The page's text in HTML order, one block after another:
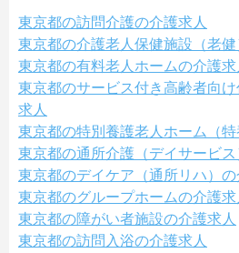
東京都の訪問介護の介護求人
東京都の介護老人保健施設（老健
東京都の有料老人ホームの介護求
東京都のサービス付き高齢者向
求人
東京都の特別養護老人ホーム（特
東京都の通所介護（デイサービス
東京都のデイケア（通所リハ）の
東京都のグループホームの介護求
東京都の障がい者施設の介護求人
東京都の訪問入浴の介護求人